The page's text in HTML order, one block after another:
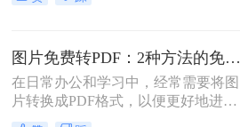
照片、提高安全性或便于打印时，将
文将详细介绍5种将照片转换为PDF的
常用高效方法，帮助用户根据需求选
择最适合的方案。
图片免费转PDF：2种方法的免费额度、水印和画质对比！
在日常办公和学习中，经常需要将图
片转换成PDF格式，以便更好地进行
分享、打印或存档。那么如何把图片